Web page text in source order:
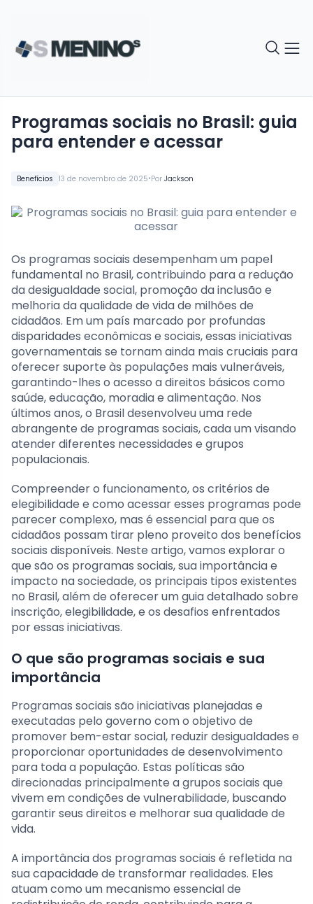
Benefícios 13 de novembro de 2025•Por Jackson
Programas sociais no Brasil: guia
para entender e acessar
Os programas sociais desempenham um papel
fundamental no Brasil, contribuindo para a redução
da desigualdade social, promoção da inclusão e
melhoria da qualidade de vida de milhões de
cidadãos. Em um país marcado por profundas
disparidades econômicas e sociais, essas iniciativas
governamentais se tornam ainda mais cruciais para
oferecer suporte às populações mais vulneráveis,
garantindo-lhes o acesso a direitos básicos como
saúde, educação, moradia e alimentação. Nos
últimos anos, o Brasil desenvolveu uma rede
abrangente de programas sociais, cada um visando
atender diferentes necessidades e grupos
populacionais.
Compreender o funcionamento, os critérios de
elegibilidade e como acessar esses programas pode
parecer complexo, mas é essencial para que os
cidadãos possam tirar pleno proveito dos benefícios
sociais disponíveis. Neste artigo, vamos explorar o
que são os programas sociais, sua importância e
impacto na sociedade, os principais tipos existentes
no Brasil, além de oferecer um guia detalhado sobre
inscrição, elegibilidade, e os desafios enfrentados
por essas iniciativas.
O que são programas sociais e sua
importância
Programas sociais são iniciativas planejadas e
executadas pelo governo com o objetivo de
promover bem-estar social, reduzir desigualdades e
proporcionar oportunidades de desenvolvimento
para toda a população. Estas políticas são
direcionadas principalmente a grupos sociais que
vivem em condições de vulnerabilidade, buscando
garantir seus direitos e melhorar sua qualidade de
vida.
A importância dos programas sociais é refletida na
sua capacidade de transformar realidades. Eles
atuam como um mecanismo essencial de